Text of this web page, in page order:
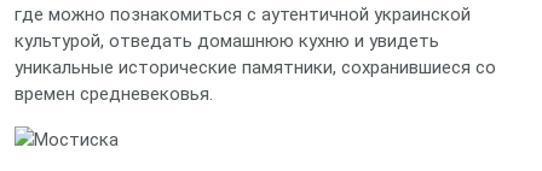
где можно познакомиться с аутентичной украинской
культурой, отведать домашнюю кухню и увидеть
уникальные исторические памятники, сохранившиеся со
времен средневековья.